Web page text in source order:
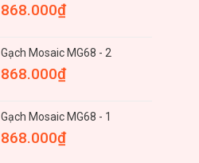
868.000₫
Gạch Mosaic MG68 - 2
868.000₫
Gạch Mosaic MG68 - 1
868.000₫